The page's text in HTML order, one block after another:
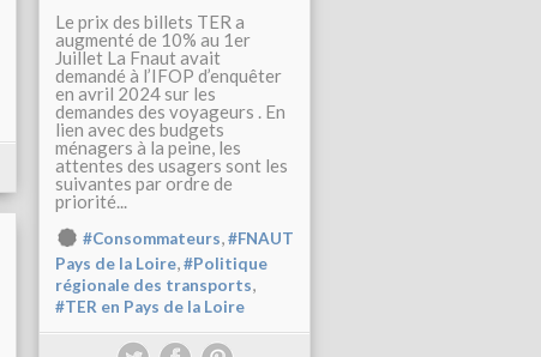
Le prix des billets TER a
augmenté de 10% au 1er
Juillet La Fnaut avait
demandé à l’IFOP d’enquêter
en avril 2024 sur les
demandes des voyageurs . En
lien avec des budgets
ménagers à la peine, les
attentes des usagers sont les
suivantes par ordre de
priorité...
#Consommateurs,#FNAUT
Pays de la Loire,#Politique
régionale des transports,
#TER en Pays de la Loire